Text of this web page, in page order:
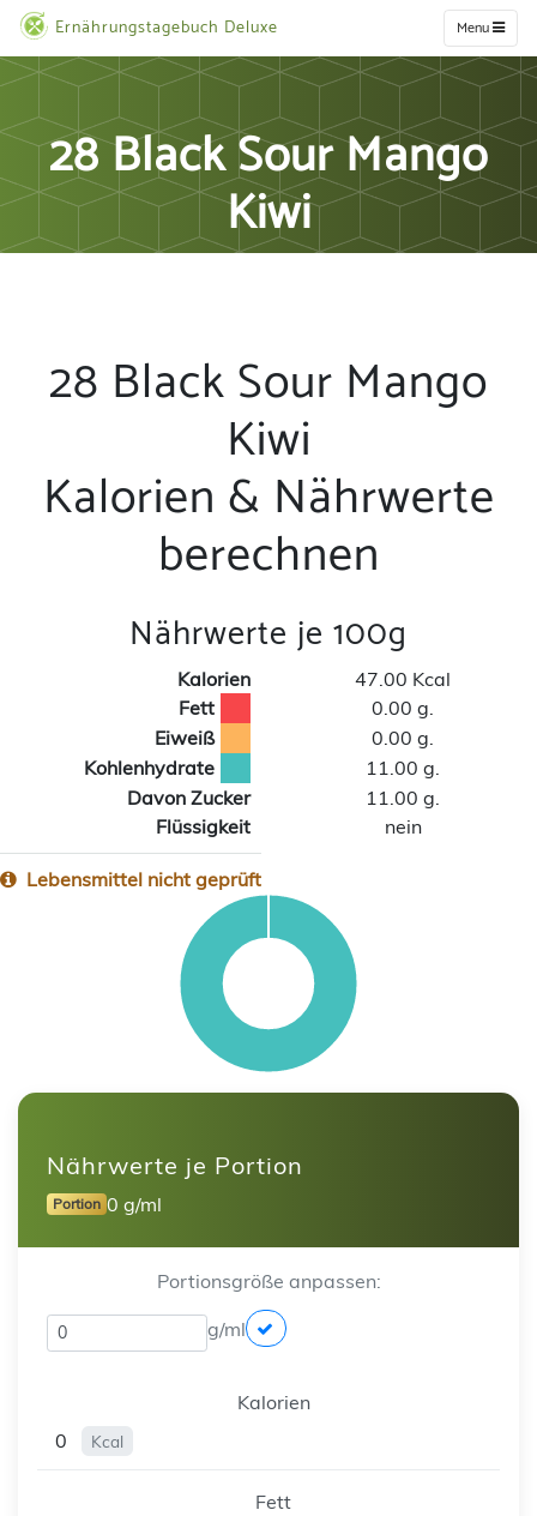
Ernährungstagebuch Deluxe Menu
28 Black Sour Mango
Kiwi
28 Black Sour Mango
Kiwi
Kalorien & Nährwerte
berechnen
Nährwerte je 100g
Kalorien
47.00 Kcal
Fett
0.00 g.
Eiweiß
0.00 g.
Kohlenhydrate
11.00 g.
Davon Zucker
11.00 g.
Flüssigkeit
nein
Lebensmittel nicht geprüft
Nährwerte je Portion
Portion 0 g/ml
Portionsgröße anpassen:
g/ml
Kalorien
0
Kcal
Fett